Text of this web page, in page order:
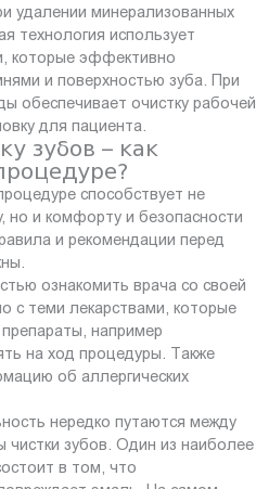
удалении минерализованных
технология использует
которые эффективно
и поверхностью зуба. При
обеспечивает очистку рабочей
для пациента.
зубов – как
способствует не
но и комфорту и безопасности
и рекомендации перед
ознакомить врача со своей
с теми лекарствами, которые
например
на ход процедуры. Также
об аллергических
нередко путаются между
чистки зубов. Один из наиболее
в том, что